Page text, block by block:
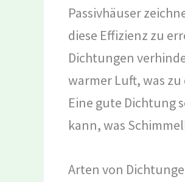
Passivhäuser
diese Effizienz zu
Dichtungen
warmer Luft, was
Eine gute Dichtung
kann, was
Arten von